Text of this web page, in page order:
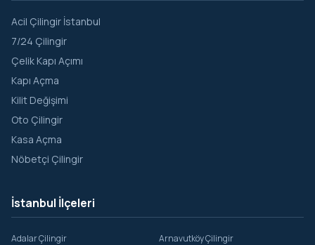
Acil Çilingir İstanbul
7/24 Çilingir
Çelik Kapı Açımı
Kapı Açma
Kilit Değişimi
Oto Çilingir
Kasa Açma
Nöbetçi Çilingir
İstanbul İlçeleri
Adalar Çilingir
Arnavutköy Çilingir